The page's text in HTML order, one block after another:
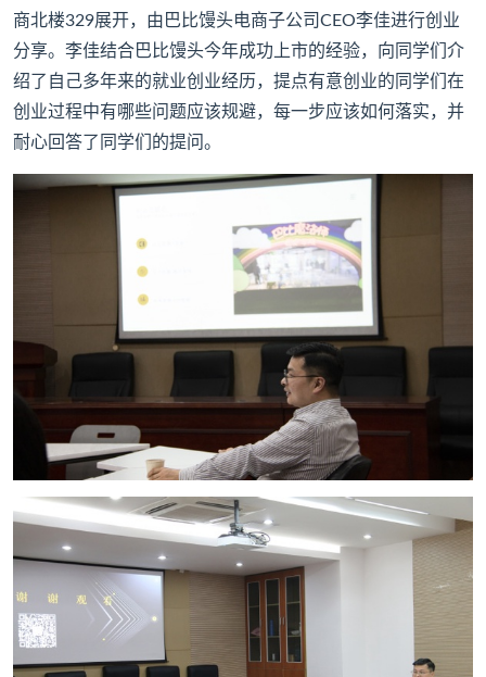
商北楼329展开，由巴比馒头电商子公司CEO李佳进行创业
分享。李佳结合巴比馒头今年成功上市的经验，向同学们介
绍了自己多年来的就业创业经历，提点有意创业的同学们在
创业过程中有哪些问题应该规避，每一步应该如何落实，并
耐心回答了同学们的提问。